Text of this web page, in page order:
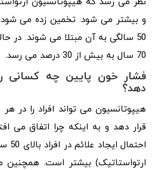
50 سالگی به آن مبتلا می شوند. در
70 سال به بیش از 30 درصد می رسد.
فشار خون پایین چه کسانی
دهد؟
هیپوتانسیون می تواند افراد را در
قرار دهد و به اینکه چرا اتفاق می
ارتواستاتیک) بیشتر است. همچنین